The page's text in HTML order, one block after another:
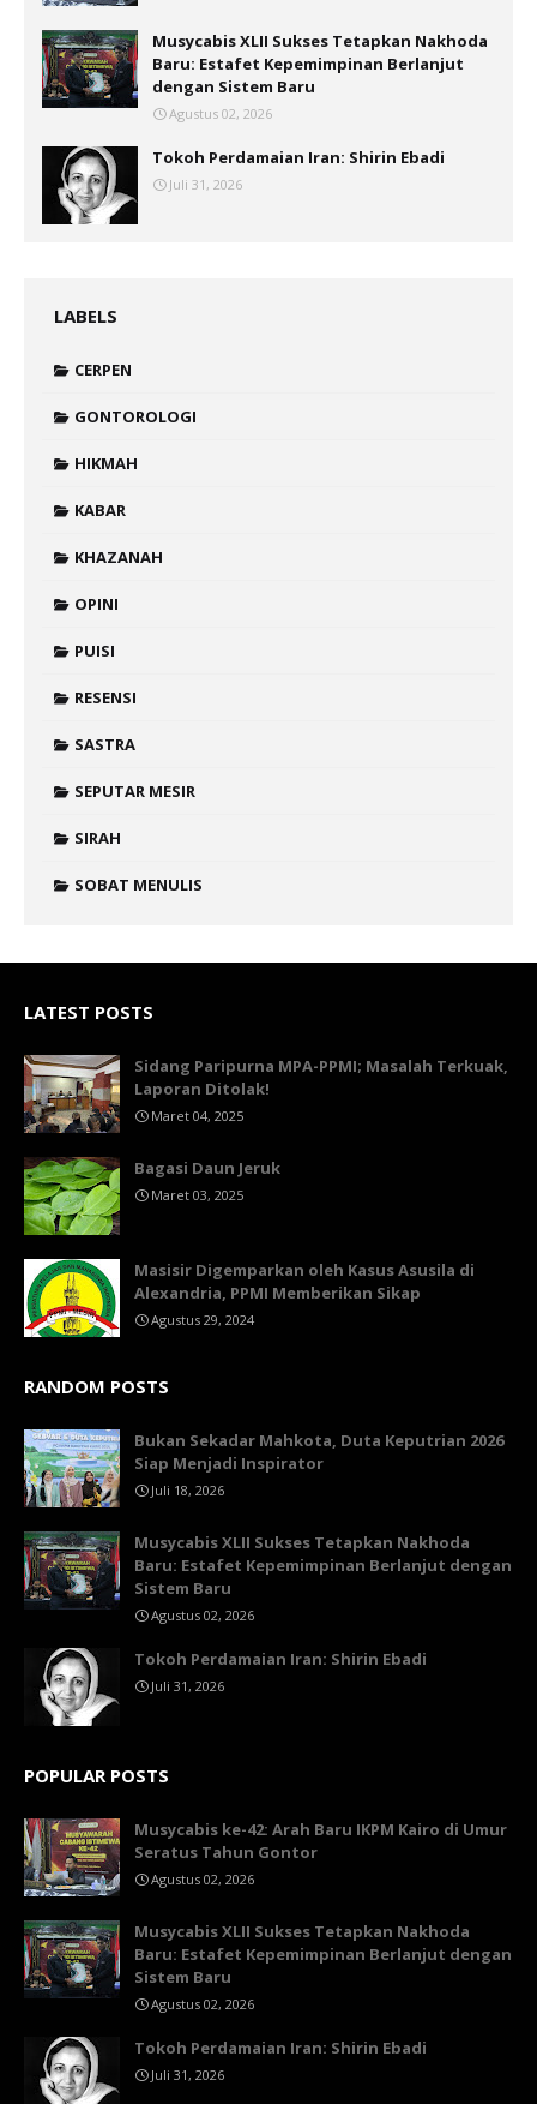
Musycabis XLII Sukses Tetapkan Nakhoda
Baru: Estafet Kepemimpinan Berlanjut
dengan Sistem Baru
Agustus 02, 2026
Tokoh Perdamaian Iran: Shirin Ebadi
Juli 31, 2026
LABELS
CERPEN
GONTOROLOGI
HIKMAH
KABAR
KHAZANAH
OPINI
PUISI
RESENSI
SASTRA
SEPUTAR MESIR
SIRAH
SOBAT MENULIS
LATEST POSTS
Sidang Paripurna MPA-PPMI; Masalah Terkuak,
Laporan Ditolak!
Maret 04, 2025
Bagasi Daun Jeruk
Maret 03, 2025
Masisir Digemparkan oleh Kasus Asusila di
Alexandria, PPMI Memberikan Sikap
Agustus 29, 2024
RANDOM POSTS
Bukan Sekadar Mahkota, Duta Keputrian 2026
Siap Menjadi Inspirator
Juli 18, 2026
Musycabis XLII Sukses Tetapkan Nakhoda
Baru: Estafet Kepemimpinan Berlanjut dengan
Sistem Baru
Agustus 02, 2026
Tokoh Perdamaian Iran: Shirin Ebadi
Juli 31, 2026
POPULAR POSTS
Musycabis ke-42: Arah Baru IKPM Kairo di Umur
Seratus Tahun Gontor
Agustus 02, 2026
Musycabis XLII Sukses Tetapkan Nakhoda
Baru: Estafet Kepemimpinan Berlanjut dengan
Sistem Baru
Agustus 02, 2026
Tokoh Perdamaian Iran: Shirin Ebadi
Juli 31, 2026